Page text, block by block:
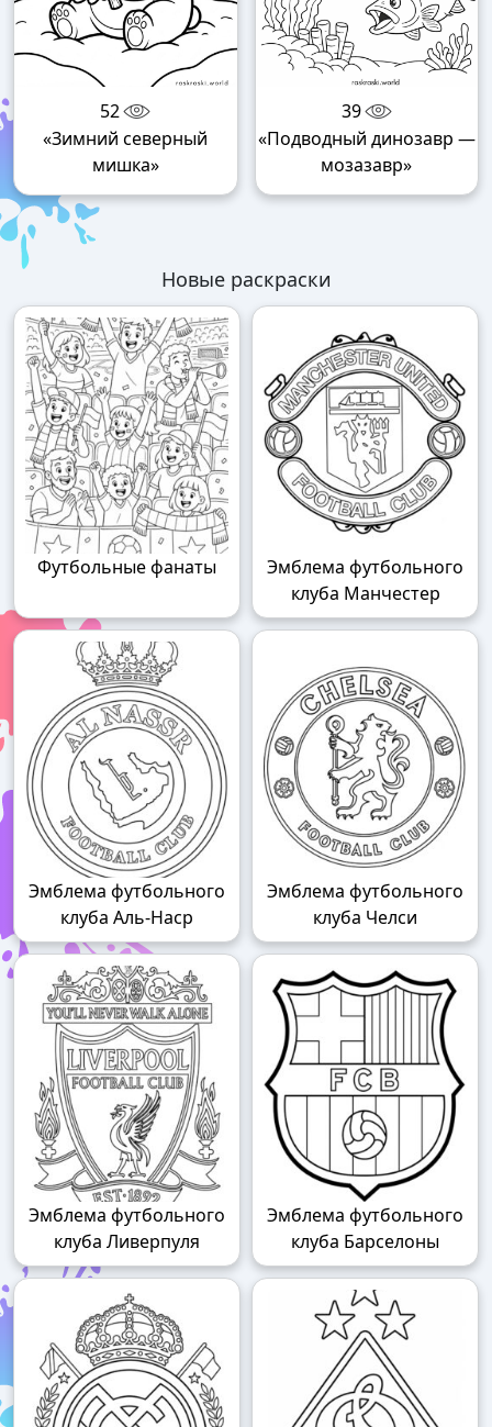
52
«Зимний северный
мишка»
39
«Подводный динозавр —
мозазавр»
Новые раскраски
Футбольные фанаты
Эмблема футбольного
клуба Манчестер
Эмблема футбольного
клуба Аль-Наср
Эмблема футбольного
клуба Челси
Эмблема футбольного
клуба Ливерпуля
Эмблема футбольного
клуба Барселоны